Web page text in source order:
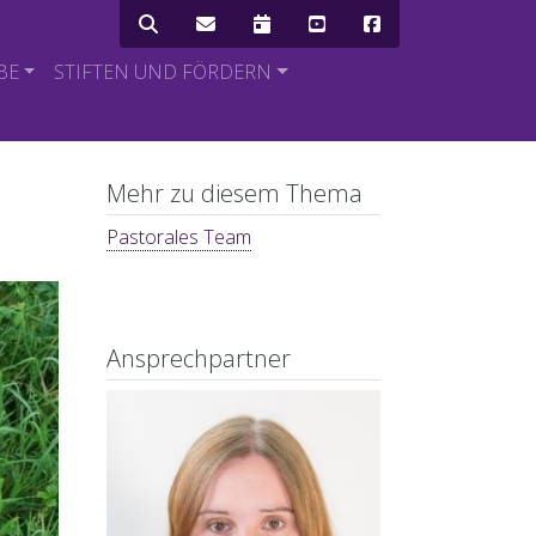
Icon Menü
STIFTEN UND FÖRDERN
Mehr zu diesem Thema
Pastorales Team
Ansprechpartner